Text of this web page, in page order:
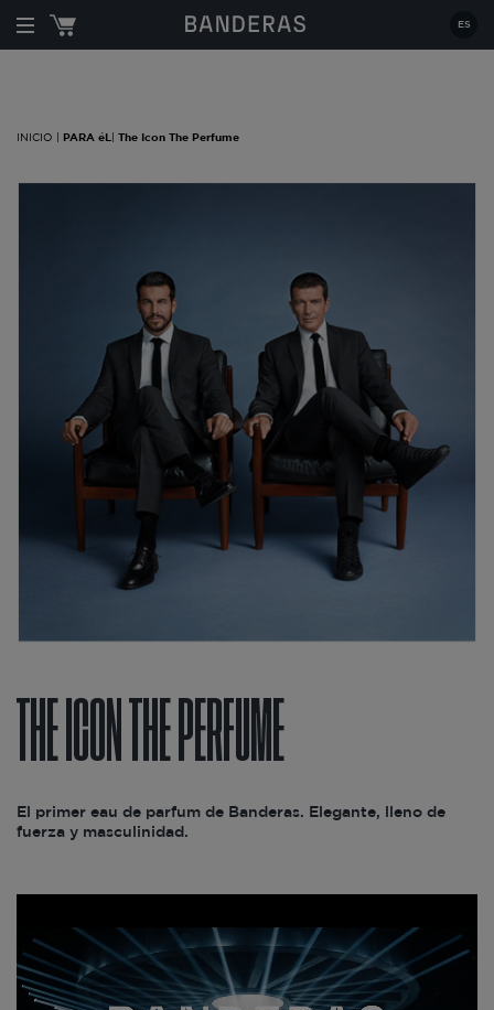
ES
INICIO | PARA éL The Icon The Perfume
THE ICON THE PERFUME
El primer eau de parfum de Banderas. Elegante, lleno de
fuerza y masculinidad.